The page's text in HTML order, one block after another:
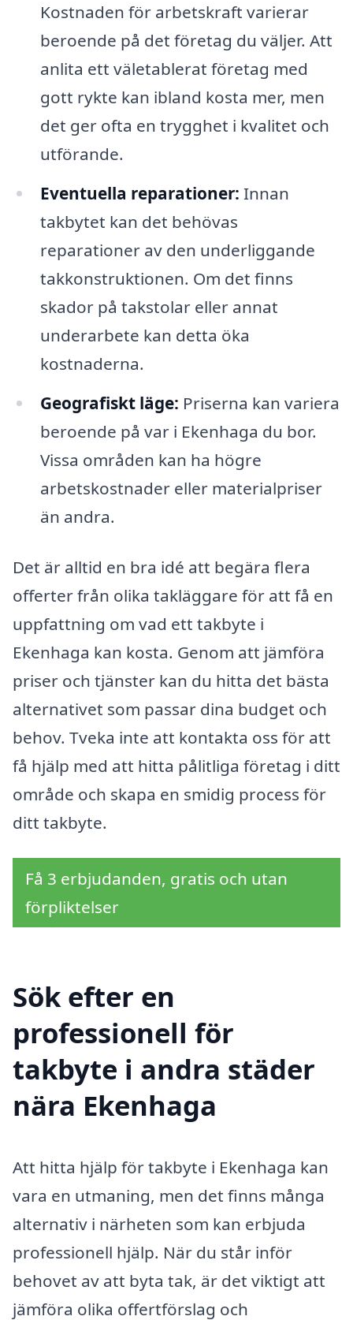
Kostnaden för arbetskraft varierar
beroende på det företag du väljer. Att
anlita ett väletablerat företag med
gott rykte kan ibland kosta mer, men
det ger ofta en trygghet i kvalitet och
utförande.
Eventuella reparationer: Innan
takbytet kan det behövas
reparationer av den underliggande
takkonstruktionen. Om det finns
skador på takstolar eller annat
underarbete kan detta öka
kostnaderna.
Geografiskt läge: Priserna kan variera
beroende på var i Ekenhaga du bor.
Vissa områden kan ha högre
arbetskostnader eller materialpriser
än andra.
Det är alltid en bra idé att begära flera
offerter från olika takläggare för att få en
uppfattning om vad ett takbyte i
Ekenhaga kan kosta. Genom att jämföra
priser och tjänster kan du hitta det bästa
alternativet som passar dina budget och
behov. Tveka inte att kontakta oss för att
få hjälp med att hitta pålitliga företag i ditt
område och skapa en smidig process för
ditt takbyte.
Få 3 erbjudanden, gratis och utan
förpliktelser
Sök efter en
professionell för
takbyte i andra städer
nära Ekenhaga
Att hitta hjälp för takbyte i Ekenhaga kan
vara en utmaning, men det finns många
alternativ i närheten som kan erbjuda
professionell hjälp. När du står inför
behovet av att byta tak, är det viktigt att
jämföra olika offertförslag och